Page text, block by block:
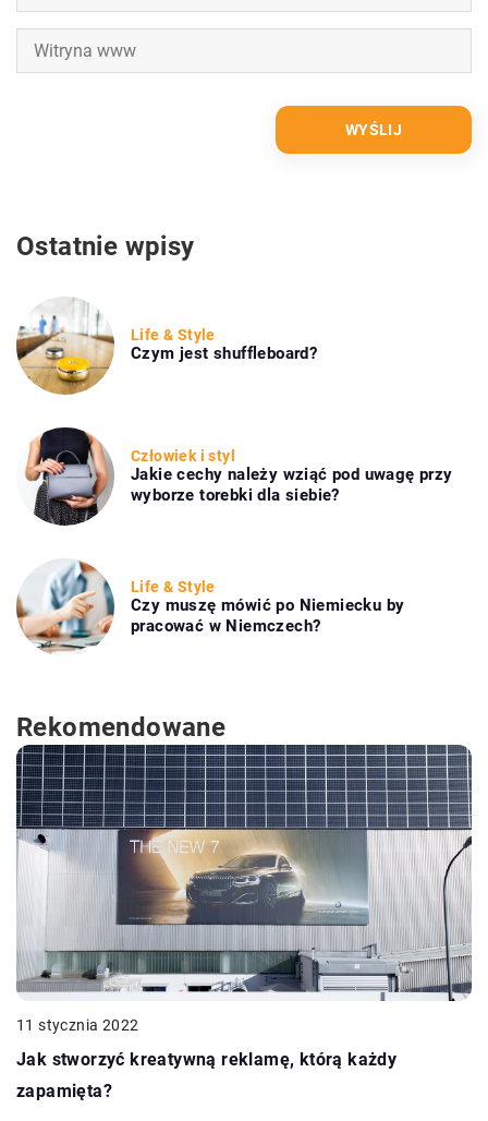
Ostatnie wpisy
Life & Style
Czym jest shuffleboard?
Człowiek i styl
Jakie cechy należy wziąć pod uwagę przy
wyborze torebki dla siebie?
Life & Style
Czy muszę mówić po Niemiecku by
pracować w Niemczech?
Rekomendowane
11 stycznia 2022
Jak stworzyć kreatywną reklamę, którą każdy
zapamięta?